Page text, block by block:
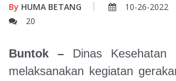
By HUMA BETANG 10-26-2022
20
Buntok – Dinas Kesehatan
melaksanakan kegiatan